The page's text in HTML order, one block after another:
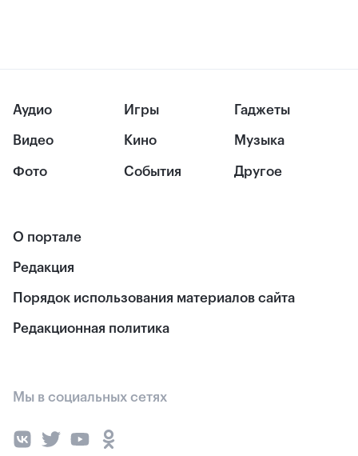
Аудио
Видео
Фото
Игры
Кино
События
Гаджеты
Музыка
Другое
О портале
Редакция
Порядок использования материалов сайта
Редакционная политика
Мы в социальных сетях